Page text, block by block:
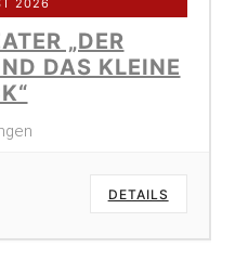
„DER
DAS KLEINE
DETAILS